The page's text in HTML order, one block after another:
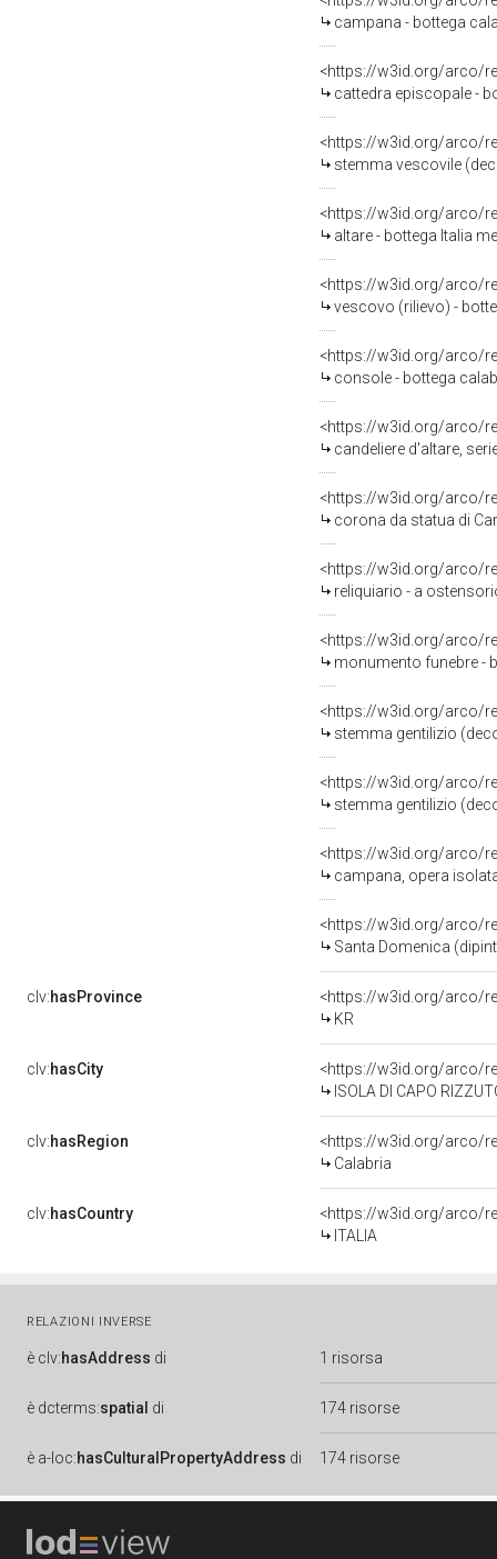
campana - bottega
<https://w3id.org/arco/
cattedra episcopale -
<https://w3id.org/arco/
stemma vescovile
<https://w3id.org/arco/
altare - bottega Italia
<https://w3id.org/arco/
vescovo (rilievo) -
<https://w3id.org/arco/
console - bottega
<https://w3id.org/arco/
candeliere d'altare,
<https://w3id.org/arco/
corona da statua di
<https://w3id.org/arco/
reliquiario - a
<https://w3id.org/arco/
monumento funebre -
<https://w3id.org/arco/
stemma gentilizio
<https://w3id.org/arco/
stemma gentilizio
<https://w3id.org/arco/
campana, opera
<https://w3id.org/arco/
Santa Domenica
clv:hasProvince
<https://w3id.org/arco/
KR
clv:hasCity
<https://w3id.org/arco/
ISOLA DI CAPO
clv:hasRegion
<https://w3id.org/arco/
Calabria
clv:hasCountry
<https://w3id.org/arco/
ITALIA
RELAZIONI INVERSE
è clv:hasAddress di 1 risorsa
è dcterms:spatial di 174 risorse
è a-loc:hasCulturalPropertyAddress di 174 risorse